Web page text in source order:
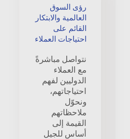
رؤى السوق
العالمية والابتكار
القائم على
احتياجات العملاء
نتواصل مباشرةً
مع العملاء
الدوليين لفهم
احتياجاتهم،
ونحوّل
ملاحظاتهم
القيمة إلى
أساس للجيل